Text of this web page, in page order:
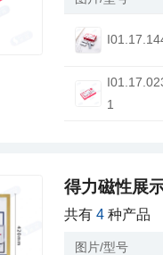
1
得力磁性展
共有4 种产品
图片/型号